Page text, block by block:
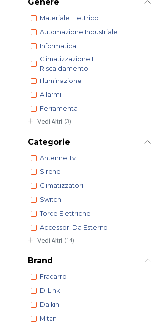
Genere
Materiale Elettrico
Automazione Industriale
Informatica
Climatizzazione E
Riscaldamento
Illuminazione
Allarmi
Ferramenta
Vedi Altri (3)
Categorie
Antenne Tv
Sirene
Climatizzatori
Switch
Torce Elettriche
Accessori Da Esterno
Vedi Altri (14)
Brand
Fracarro
D-Link
Daikin
Mitan